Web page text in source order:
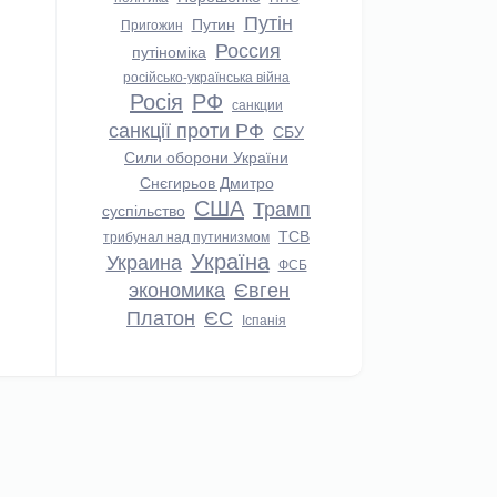
Пригожин Путин Путін
путіноміка Россия
російсько-українська війна
Росія РФ санкции
санкції проти РФ СБУ
Сили оборони України
Снєгирьов Дмитро
суспільство США Трамп
трибунал над путинизмом ТСВ
Украина Україна ФСБ
экономика Євген
Платон ЄС Іспанія